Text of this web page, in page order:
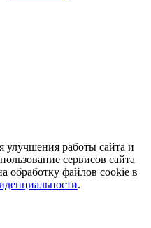
работы сайта и
сервисов сайта
обработку файлов cookie в
.